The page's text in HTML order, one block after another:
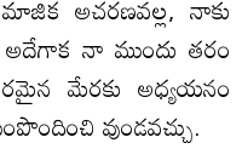
నా ముందు తరం
మేరకు అధ్యయనం
వుండవచ్చు.